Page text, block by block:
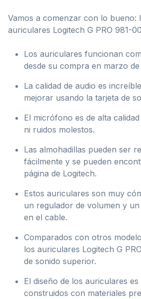
Vamos a comenzar con lo bueno:
auriculares Logitech G PRO 981-
Los auriculares funcionan
desde su compra en marzo de
La calidad de audio es
mejorar usando la tarjeta de
El micrófono es de alta
ni ruidos molestos.
Las almohadillas pueden ser
fácilmente y se pueden
página de Logitech.
Estos auriculares son muy
un regulador de volumen y
en el cable.
Comparados con otros
los auriculares Logitech G
de sonido superior.
El diseño de los auriculares
construidos con materiales